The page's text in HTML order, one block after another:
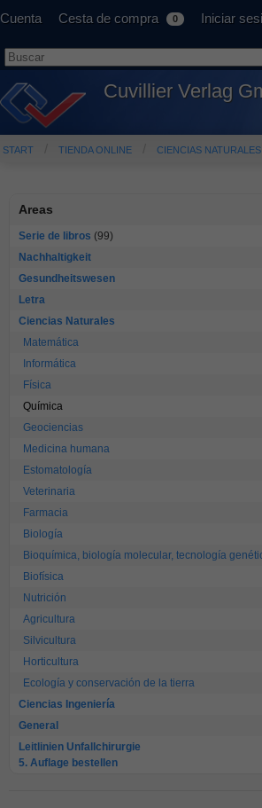
Cuenta Cesta de compra 0 Iniciar
Cuvillier Verlag
START TIENDA ONLINE CIENCIAS NATURALES
Areas
Serie de libros (99)
Nachhaltigkeit
Gesundheitswesen
Letra
Ciencias Naturales
Matemática
Informática
Física
Química
Geociencias
Medicina humana
Estomatología
Veterinaria
Farmacia
Biología
Bioquímica, biología molecular, tecnología
Biofísica
Nutrición
Agricultura
Silvicultura
Horticultura
Ecología y conservación de la tierra
Ciencias Ingeniería
General
Leitlinien Unfallchirurgie
5. Auflage bestellen